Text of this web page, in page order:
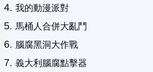
我的動漫派對
馬桶人合併大亂鬥
腦腐黑洞大作戰
義大利腦腐點擊器